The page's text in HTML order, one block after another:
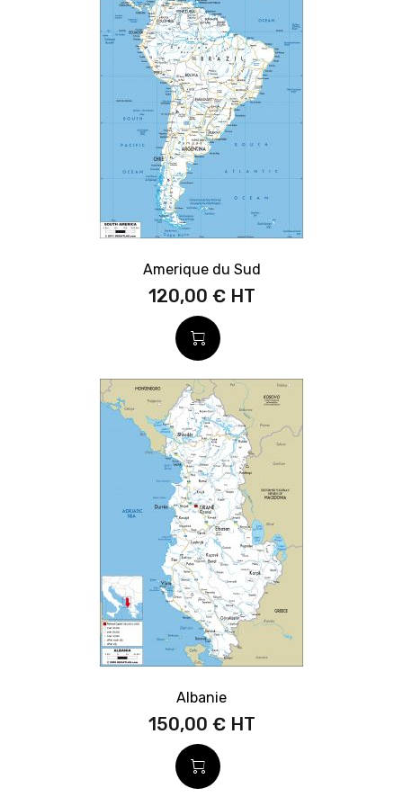
Amerique du Sud
120,00 €
Albanie
150,00 €